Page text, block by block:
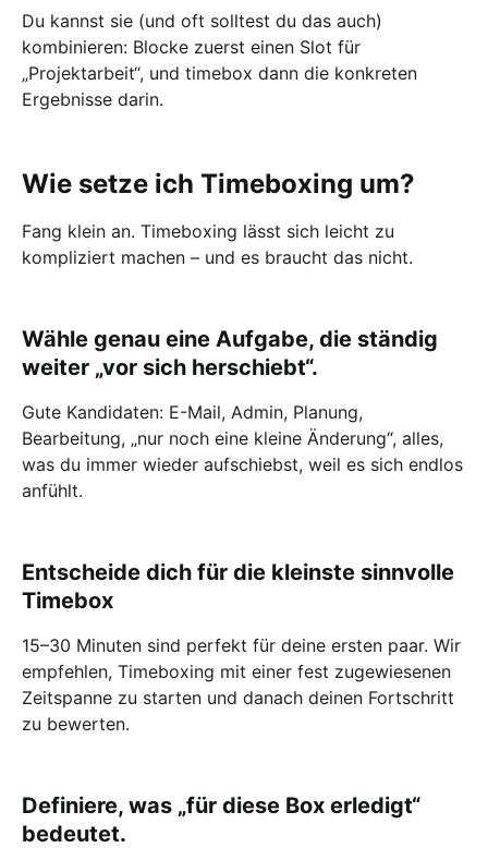
Du kannst sie (und oft solltest du das auch)
kombinieren: Blocke zuerst einen Slot für
„Projektarbeit“, und timebox dann die konkreten
Ergebnisse darin.
Wie setze ich Timeboxing um?
Fang klein an. Timeboxing lässt sich leicht zu
kompliziert machen – und es braucht das nicht.
Wähle genau eine Aufgabe, die ständig
weiter „vor sich herschiebt“.
Gute Kandidaten: E-Mail, Admin, Planung,
Bearbeitung, „nur noch eine kleine Änderung“, alles,
was du immer wieder aufschiebst, weil es sich endlos
anfühlt.
Entscheide dich für die kleinste sinnvolle
Timebox
15–30 Minuten sind perfekt für deine ersten paar. Wir
empfehlen, Timeboxing mit einer fest zugewiesenen
Zeitspanne zu starten und danach deinen Fortschritt
zu bewerten.
Definiere, was „für diese Box erledigt“
bedeutet.